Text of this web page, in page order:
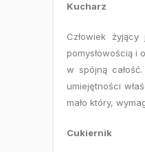
Kucharz
Człowiek
pomysłowością i
w spójną
umiejętności
mało który,
Cukiernik